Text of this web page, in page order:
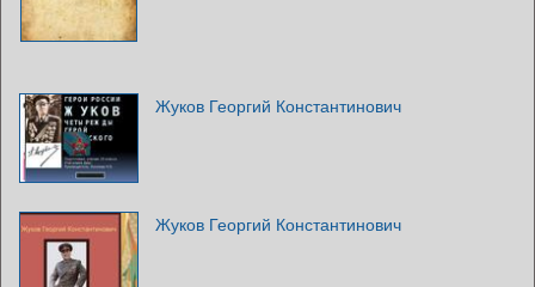
Жуков Георгий Константинович
Жуков Георгий Константинович